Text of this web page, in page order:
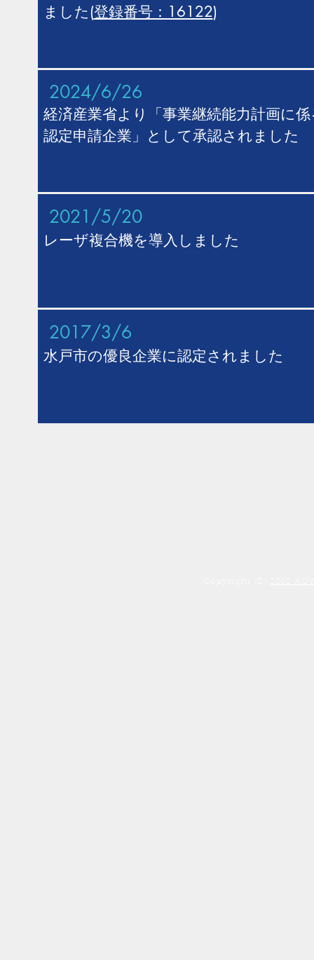
ました(登録番号：16122)
​2024/6/26
経済産業省より「事業継続能力計画に
認定申請企業」として承認されました
2021/5/20
レーザ複合機を導入しました
​2017/3/6
​水戸市の優良企業に認定されました